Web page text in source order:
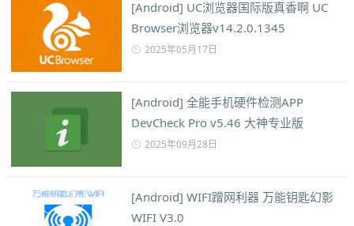
[Android] UC浏览器国际版真香啊 UC
Browser浏览器v14.2.0.1345
2025年05月17日
[Android] 全能手机硬件检测APP
DevCheck Pro v5.46 大神专业版
2025年09月28日
[Android] WIFI蹭网利器 万能钥匙幻影
WIFI V3.0